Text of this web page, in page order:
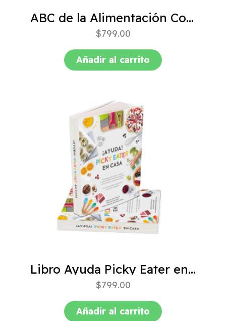
ABC de la Alimentación Complementaria 4ta edición
$799.00
Añadir al carrito
Libro Ayuda Picky Eater en casa
$799.00
Añadir al carrito